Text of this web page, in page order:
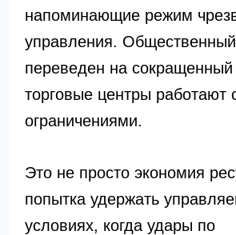
напоминающие режим
управления. Общественный
переведен на
торговые центры работают
ограничениями.
Это не просто экономия
попытка удержать
условиях, когда удары по